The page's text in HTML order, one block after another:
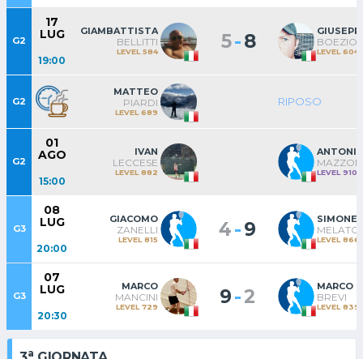
G2
17
LUG
19:00
GIAMBATTISTA
BELLITTI
LEVEL 584 5-8 BOEZIO
LEVEL 604
G2
MATTEO
PIARDI
LEVEL 689
RIPOSO
G2
01
AGO
15:00
IVAN
LECCESE
LEVEL 882 LEVEL 910
G3
08
LUG
20:00
GIACOMO
ZANELLI
LEVEL 815 4-9 SIMONE
MELATO
LEVEL 866
G3
07
LUG
20:30
MARCO
MANCINI
LEVEL 729 9-2 MARCO
BREVI
LEVEL 839
a